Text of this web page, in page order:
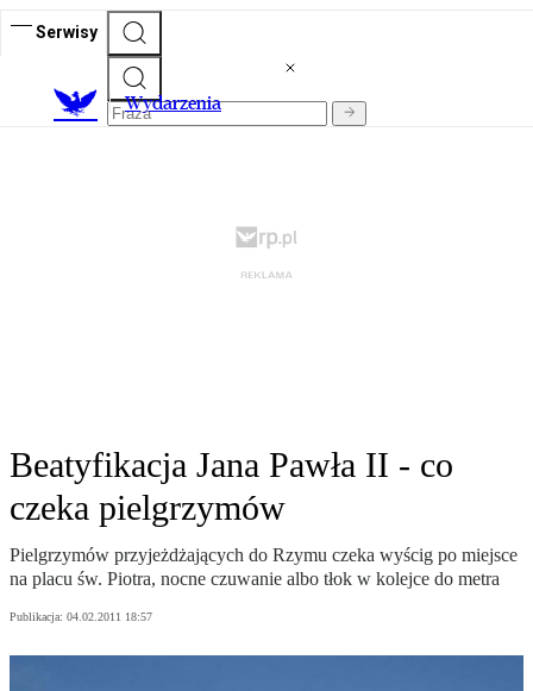
Serwisy
Wydarzenia
Beatyfikacja Jana Pawła II - co
czeka pielgrzymów
Pielgrzymów przyjeżdżających do Rzymu czeka wyścig po miejsce
na placu św. Piotra, nocne czuwanie albo tłok w kolejce do metra
Publikacja: 04.02.2011 18:57